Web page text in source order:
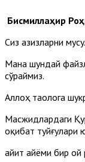
Бисмиллаҳир
Сиз азизларни
Мана шундай
сўраймиз.
Аллоҳ таолога
Масжидлардаги
оқибат туйғулари
Ҳайит айёми бир